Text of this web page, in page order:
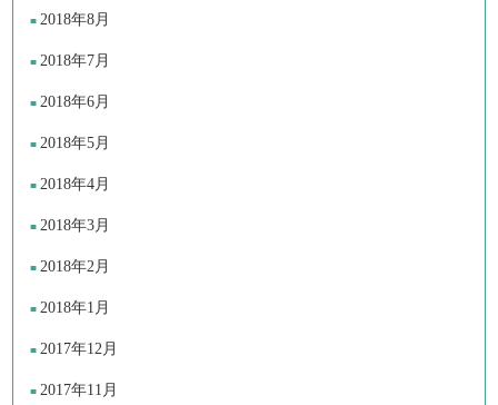
2018年8月
2018年7月
2018年6月
2018年5月
2018年4月
2018年3月
2018年2月
2018年1月
2017年12月
2017年11月